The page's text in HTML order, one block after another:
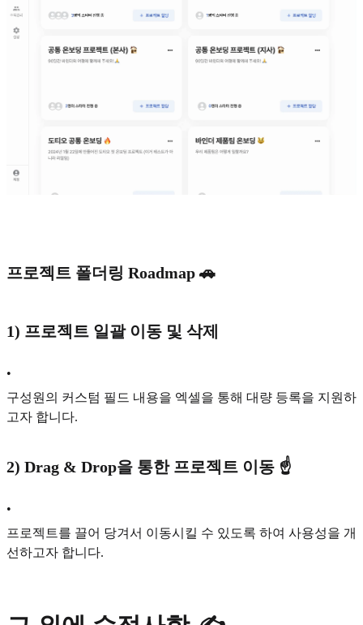
프로젝트 폴더링 Roadmap 🚗
1) 프로젝트 일괄 이동 및 삭제
•
구성원의 커스텀 필드 내용을 엑셀을 통해 대량 등록을 지원하
고자 합니다.
2) Drag & Drop을 통한 프로젝트 이동 ☝️
•
프로젝트를 끌어 당겨서 이동시킬 수 있도록 하여 사용성을 개
선하고자 합니다.